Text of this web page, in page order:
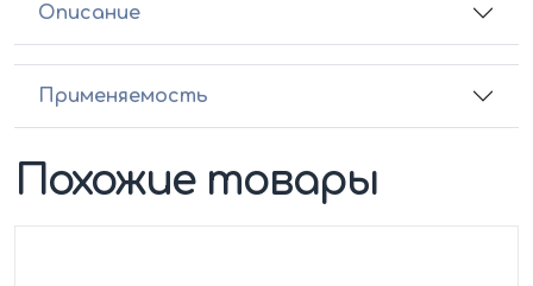
Описание
Применяемость
Похожие товары